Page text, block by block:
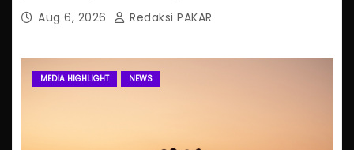
Aug 6, 2026 Redaksi PAKAR
MEDIA HIGHLIGHT NEWS